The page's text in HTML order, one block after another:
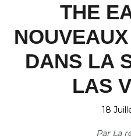
THE
DANS LA
LAS
18
Par La